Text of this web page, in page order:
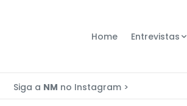
Home Entrevistas
Siga a NM no Instagram >